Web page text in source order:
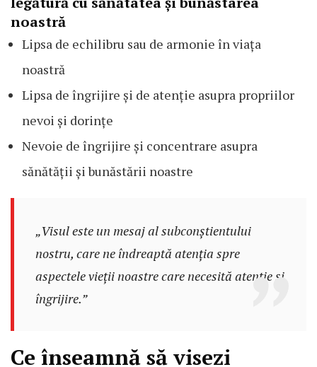
noastră
Lipsa de echilibru sau de armonie în viața
noastră
Lipsa de îngrijire și de atenție asupra propriilor
nevoi și dorințe
Nevoie de îngrijire și concentrare asupra
sănătății și bunăstării noastre
„Visul este un mesaj al subconștientului
nostru, care ne îndreaptă atenția spre
aspectele vieții noastre care necesită atenție și
îngrijire.”
Ce înseamnă să visezi